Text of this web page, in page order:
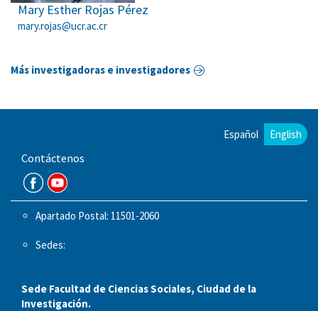
Mary Esther Rojas Pérez
mary.rojas@ucr.ac.cr
Más investigadoras e investigadores
Español English
Contáctenos
Apartado Postal: 11501-2060
Sedes:
Sede Facultad de Ciencias Sociales, Ciudad de la
Investigación.